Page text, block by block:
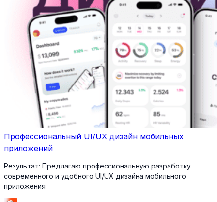
Профессиональный UI/UX дизайн мобильных
приложений
Результат: Предлагаю профессиональную разработку
современного и удобного UI/UX дизайна мобильного
приложения.